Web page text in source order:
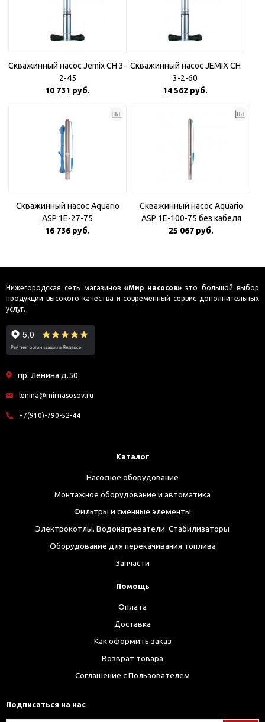
Скважинный насос Jemix CH 3-
2-45
10 731 руб.
Скважинный насос JEMIX CH
3-2-60
14 562 руб.
Скважинный насос Aquario
ASP 1E-27-75
16 736 руб.
Скважинный насос Aquario
ASP 1E-100-75 без кабеля
25 067 руб.
Нижегородская сеть магазинов «Мир насосов» это большой выбор
продукции высокого качества и современный сервис дополнительных
услуг.
пр. Ленина д.50
lenina@mirnasosov.ru
+7(910)-790-52-44
Каталог
Насосное оборудование
Монтажное оборудование и автоматика
Фильтры и сменные элементы
Электрокотлы. Водонагреватели. Стабилизаторы
Оборудование для перекачивания топлива
Запчасти
Помощь
Оплата
Доставка
Как оформить заказ
Возврат товара
Соглашение с Пользователем
Подписаться на нас